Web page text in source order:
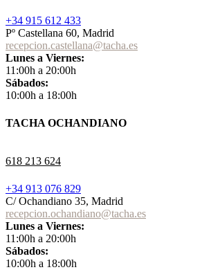
+34 915 612 433
Pº Castellana 60, Madrid
recepcion.castellana@tacha.es
Lunes a Viernes:
11:00h a 20:00h
Sábados:
10:00h a 18:00h
TACHA OCHANDIANO
618 213 624
+34 913 076 829
C/ Ochandiano 35, Madrid
recepcion.ochandiano@tacha.es
Lunes a Viernes:
11:00h a 20:00h
Sábados:
10:00h a 18:00h